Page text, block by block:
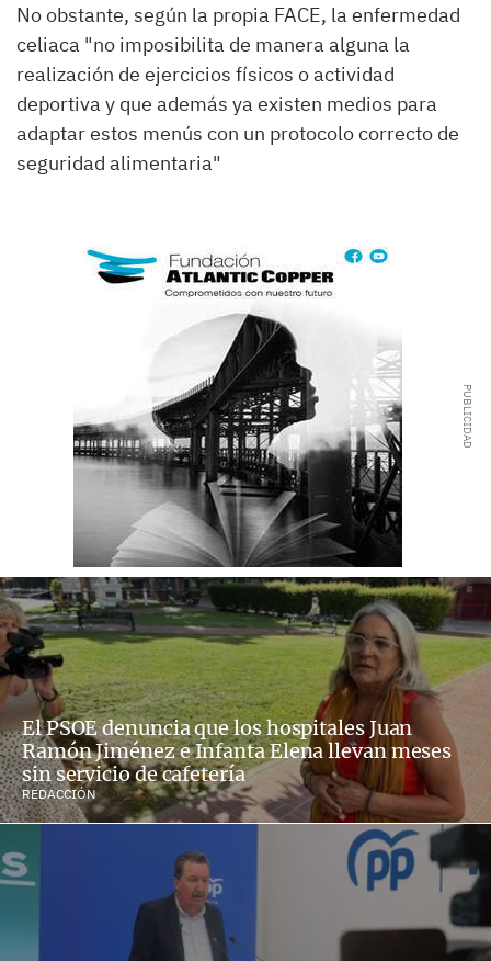
No obstante, según la propia FACE, la enfermedad
celiaca "no imposibilita de manera alguna la
realización de ejercicios físicos o actividad
deportiva y que además ya existen medios para
adaptar estos menús con un protocolo correcto de
seguridad alimentaria"
El PSOE denuncia que los hospitales Juan
Ramón Jiménez e Infanta Elena llevan meses
sin servicio de cafetería
REDACCIÓN